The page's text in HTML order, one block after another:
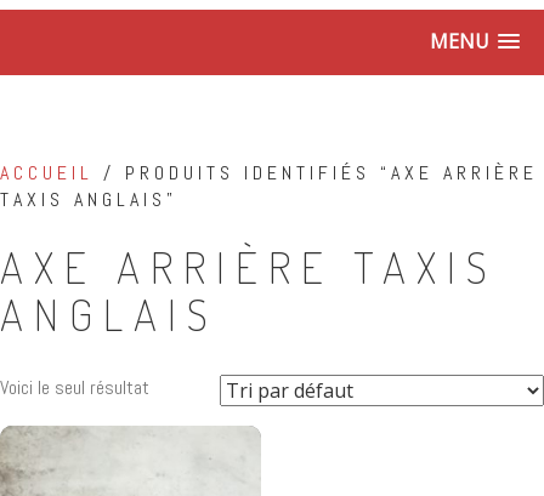
MENU
ACCUEIL / PRODUITS IDENTIFIÉS “AXE ARRIÈRE
TAXIS ANGLAIS”
AXE ARRIÈRE TAXIS
ANGLAIS
Voici le seul résultat